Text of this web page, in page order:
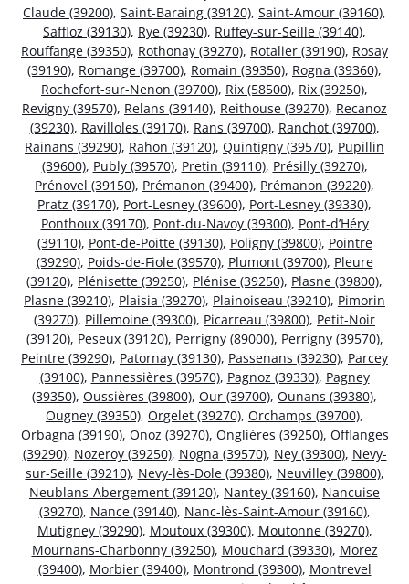
Claude (39200), Saint-Baraing (39120), Saint-Amour (39160),
Saffloz (39130), Rye (39230), Ruffey-sur-Seille (39140),
Rouffange (39350), Rothonay (39270), Rotalier (39190), Rosay
(39190), Romange (39700), Romain (39350), Rogna (39360),
Rochefort-sur-Nenon (39700), Rix (58500), Rix (39250),
Revigny (39570), Relans (39140), Reithouse (39270), Recanoz
(39230), Ravilloles (39170), Rans (39700), Ranchot (39700),
Rainans (39290), Rahon (39120), Quintigny (39570), Pupillin
(39600), Publy (39570), Pretin (39110), Présilly (39270),
Prénovel (39150), Prémanon (39400), Prémanon (39220),
Pratz (39170), Port-Lesney (39600), Port-Lesney (39330),
Ponthoux (39170), Pont-du-Navoy (39300), Pont-d’Héry
(39110), Pont-de-Poitte (39130), Poligny (39800), Pointre
(39290), Poids-de-Fiole (39570), Plumont (39700), Pleure
(39120), Plénisette (39250), Plénise (39250), Plasne (39800),
Plasne (39210), Plaisia (39270), Plainoiseau (39210), Pimorin
(39270), Pillemoine (39300), Picarreau (39800), Petit-Noir
(39120), Peseux (39120), Perrigny (89000), Perrigny (39570),
Peintre (39290), Patornay (39130), Passenans (39230), Parcey
(39100), Pannessières (39570), Pagnoz (39330), Pagney
(39350), Oussières (39800), Our (39700), Ounans (39380),
Ougney (39350), Orgelet (39270), Orchamps (39700),
Orbagna (39190), Onoz (39270), Onglières (39250), Offlanges
(39290), Nozeroy (39250), Nogna (39570), Ney (39300), Nevy-
sur-Seille (39210), Nevy-lès-Dole (39380), Neuvilley (39800),
Neublans-Abergement (39120), Nantey (39160), Nancuise
(39270), Nance (39140), Nanc-lès-Saint-Amour (39160),
Mutigney (39290), Moutoux (39300), Moutonne (39270),
Mournans-Charbonny (39250), Mouchard (39330), Morez
(39400), Morbier (39400), Montrond (39300), Montrevel